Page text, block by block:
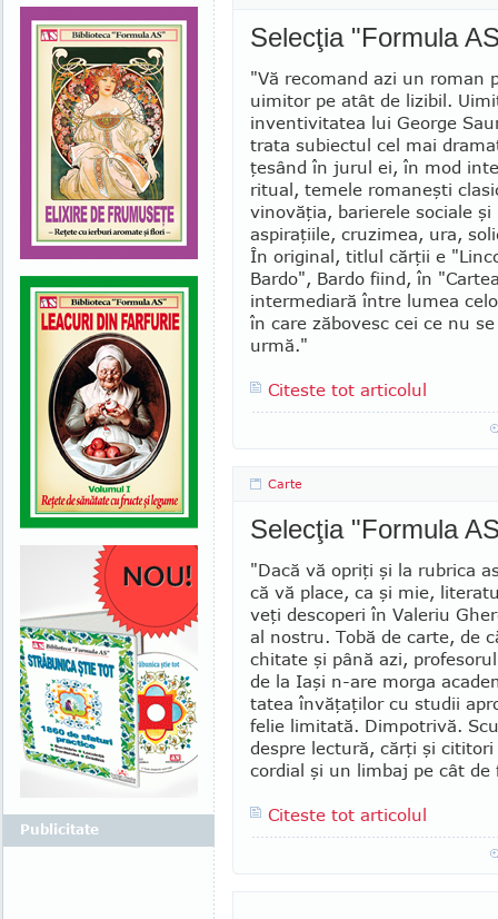
Selecţia "Formula
"Vă recomand azi un roman
uimitor pe atât de lizibil.
inventivitatea lui George
trata subiectul cel mai
ţesând în jurul ei, în mod
ritual, temele romaneşti
vinovăţia, barierele sociale şi
aspiraţiile, cruzimea, ura,
În original, titlul cărţii e
Bardo", Bardo fiind, în
intermediară între lumea
în care zăbovesc cei ce nu
urmă."
Citeste tot articolul
Carte
Selecţia "Formula
"Dacă vă opriţi şi la rubrica
că vă place, ca şi mie,
veţi descoperi în Valeriu
al nostru. Tobă de carte, de
chitate şi până azi,
de la Iaşi n-are morga
tatea învăţaţilor cu studii
felie limitată. Dimpotrivă.
despre lectură, cărţi şi
cordial şi un limbaj pe cât
Citeste tot articolul
Publicitate